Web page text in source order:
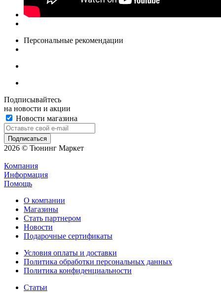
Персональные рекомендации
Подписывайтесь
на новости и акции
Новости магазина
2026 © Тюнинг Маркет
Компания
Информация
Помощь
О компании
Магазины
Стать партнером
Новости
Подарочные сертификаты
Условия оплаты и доставки
Политика обработки персональных данных
Политика конфиденциальности
Статьи